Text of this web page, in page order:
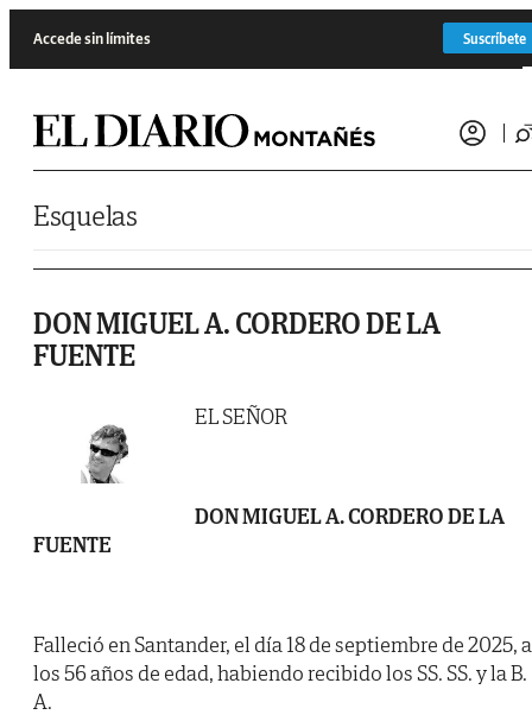
Accede sin límites Suscríbete
Esquelas
DON MIGUEL A. CORDERO DE LA
FUENTE
EL SEÑOR
DON MIGUEL A. CORDERO DE LA
FUENTE
Falleció en Santander, el día 18 de septiembre de 2025, a
los 56 años de edad, habiendo recibido los SS. SS. y la B.
A.